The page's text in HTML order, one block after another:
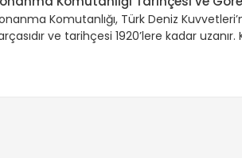
Komutanlığı, Türk Deniz
ve tarihçesi 1920’lere kadar